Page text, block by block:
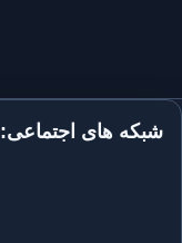
شبکه های اجتماعی: